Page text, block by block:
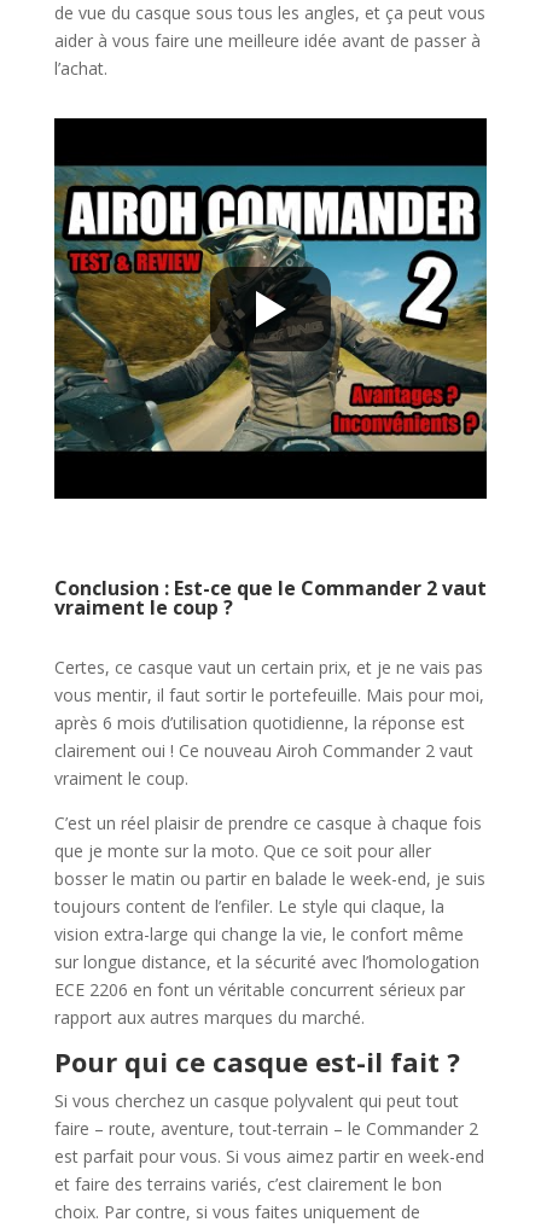
de vue du casque sous tous les angles, et ça peut vous
aider à vous faire une meilleure idée avant de passer à
l’achat.
Conclusion : Est-ce que le Commander 2 vaut
vraiment le coup ?
Certes, ce casque vaut un certain prix, et je ne vais pas
vous mentir, il faut sortir le portefeuille. Mais pour moi,
après 6 mois d’utilisation quotidienne, la réponse est
clairement oui ! Ce nouveau Airoh Commander 2 vaut
vraiment le coup.
C’est un réel plaisir de prendre ce casque à chaque fois
que je monte sur la moto. Que ce soit pour aller
bosser le matin ou partir en balade le week-end, je suis
toujours content de l’enfiler. Le style qui claque, la
vision extra-large qui change la vie, le confort même
sur longue distance, et la sécurité avec l’homologation
ECE 2206 en font un véritable concurrent sérieux par
rapport aux autres marques du marché.
Pour qui ce casque est-il fait ?
Si vous cherchez un casque polyvalent qui peut tout
faire – route, aventure, tout-terrain – le Commander 2
est parfait pour vous. Si vous aimez partir en week-end
et faire des terrains variés, c’est clairement le bon
choix. Par contre, si vous faites uniquement de